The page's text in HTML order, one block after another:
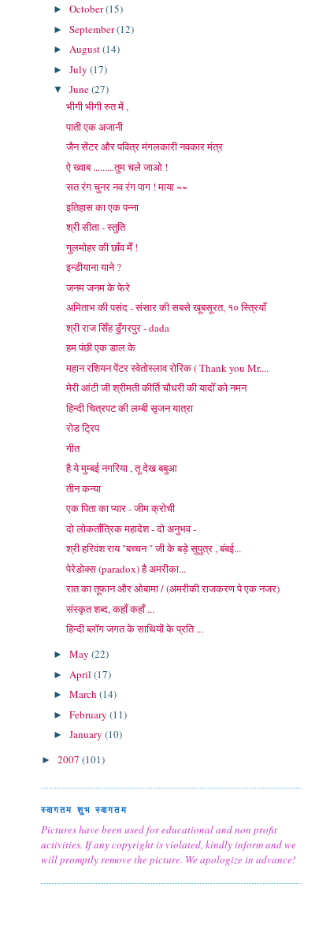
►October(15)
►September(12)
►August(14)
►July(17)
▼June(27)
भीगी भीगी रुत में ,
पाती एक अजानी
जैन सेंटर और पवित्र मंगलकारी नवकार मंत्र
ऐ ख्वाब .........तुम चले जाओ !
सत रंग चुनर नव रंग पाग ! माया ~~
इतिहास का एक पन्ना
श्री सीता - स्तुति
गुलमोहर की छाँव मेँ !
इन्डीयाना याने ?
जनम जनम के फेरे
अमिताभ की पसंद - संसार की सबसे खूबसूरत, १० स्त्रियाँ
श्री राज सिँह डुँगरपुर - dada
हम पंछी एक डाल के
महान रशियन पेंटर स्वेतोस्लाव रोरिक ( Thank you Mr....
मेरी आंटी जी श्रीमती कीर्ति चौधरी की यादोँ को नमन
हिन्दी चित्रपट की लम्बी सृजन यात्रा
रोड ट्रिप
गीत
है ये मुम्बई नगरिया , तू देख बबुआ
तीन कन्या
एक पिता का प्यार - जीम क्रोची
दो लोकताँत्रिक महादेश - दो अनुभव -
श्री हरिवंश राय "बच्चन " जी के बड़े सुपुत्र , बंबई...
पेरेडोक्स (paradox) है अमरीका...
रात का तूफान और ओबामा / (अमरीकी राजकरण पे एक नजर)
संस्कृत शब्द, कहाँ कहाँ ...
हिन्दी ब्लॉग जगत के साथियों के प्रति ...
►May(22)
► April(17)
►March(14)
►February(11)
►January(10)
► 2007 (101)
स्वागतम शुभ स्वागतम
Pictures have been used for educational and non profit
activities. If any copyright is violated, kindly inform and we
will promptly remove the picture. We apologize in advance!